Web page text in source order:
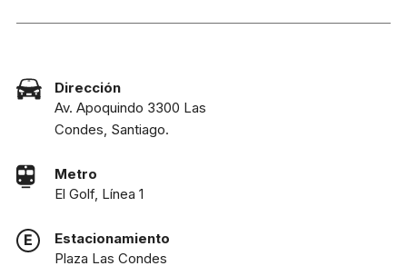
Dirección
Av. Apoquindo 3300 Las
Condes, Santiago.
Metro
El Golf, Línea 1
Estacionamiento
Plaza Las Condes